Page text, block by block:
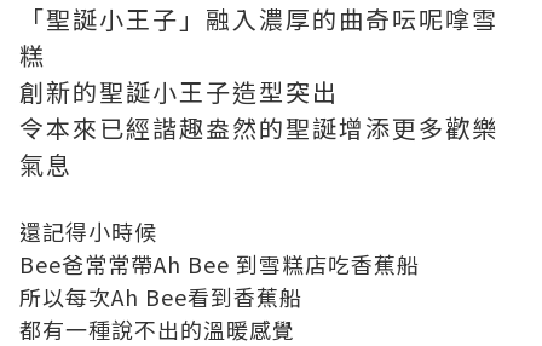
「聖誕小王子」融入濃厚的曲奇呍呢嗱雪
糕
創新的聖誕小王子造型突出
令本來已經諧趣盎然的聖誕增添更多歡樂
氣息
還記得小時候
Bee爸常常帶Ah Bee 到雪糕店吃香蕉船
所以每次Ah Bee看到香蕉船
都有一種說不出的溫暖感覺